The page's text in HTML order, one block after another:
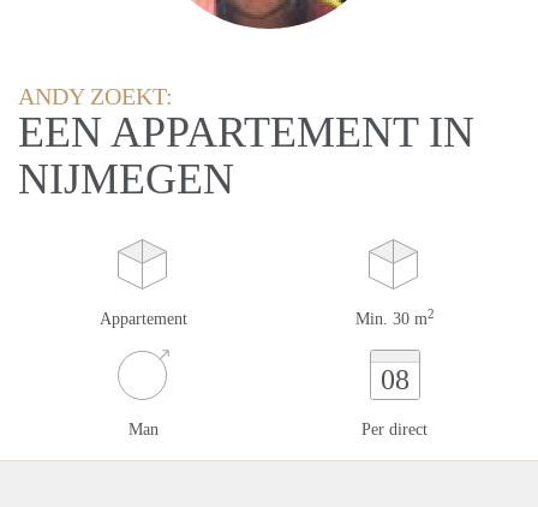
ANDY ZOEKT:
EEN APPARTEMENT IN
NIJMEGEN
Appartement Min. 30 m2
Man
08
Per direct